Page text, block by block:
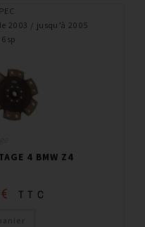
2003 / jusqu’à 2005
4 BMW Z4
€ TTC